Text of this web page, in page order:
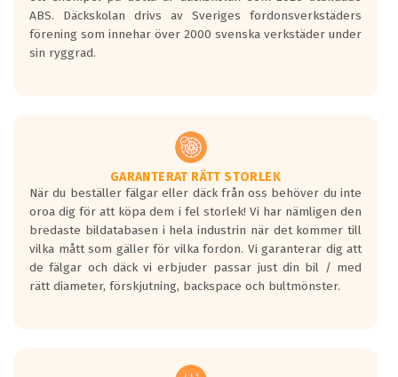
ABS. Däckskolan drivs av Sveriges fordonsverkstäders
förening som innehar över 2000 svenska verkstäder under
sin ryggrad.
GARANTERAT RÄTT STORLEK
När du beställer fälgar eller däck från oss behöver du inte
oroa dig för att köpa dem i fel storlek! Vi har nämligen den
bredaste bildatabasen i hela industrin när det kommer till
vilka mått som gäller för vilka fordon. Vi garanterar dig att
de fälgar och däck vi erbjuder passar just din bil / med
rätt diameter, förskjutning, backspace och bultmönster.